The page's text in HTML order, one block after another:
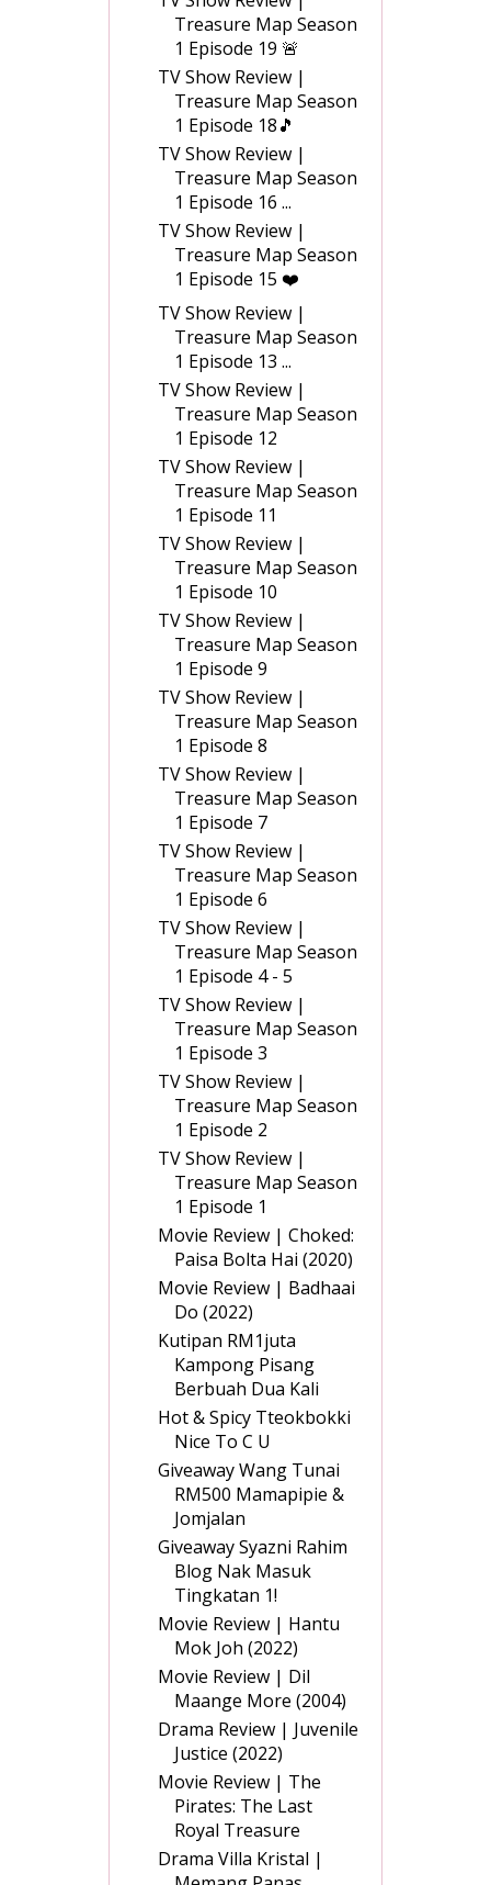
Treasure Map Season
1 Episode 19 🚨
TV Show Review |
Treasure Map Season
1 Episode 18🎵
TV Show Review |
Treasure Map Season
1 Episode 16 ...
TV Show Review |
Treasure Map Season
1 Episode 15 ❤️
TV Show Review |
Treasure Map Season
1 Episode 13 ...
TV Show Review |
Treasure Map Season
1 Episode 12
TV Show Review |
Treasure Map Season
1 Episode 11
TV Show Review |
Treasure Map Season
1 Episode 10
TV Show Review |
Treasure Map Season
1 Episode 9
TV Show Review |
Treasure Map Season
1 Episode 8
TV Show Review |
Treasure Map Season
1 Episode 7
TV Show Review |
Treasure Map Season
1 Episode 6
TV Show Review |
Treasure Map Season
1 Episode 4 - 5
TV Show Review |
Treasure Map Season
1 Episode 3
TV Show Review |
Treasure Map Season
1 Episode 2
TV Show Review |
Treasure Map Season
1 Episode 1
Movie Review | Choked:
Paisa Bolta Hai (2020)
Movie Review | Badhaai
Do (2022)
Kutipan RM1juta
Kampong Pisang
Berbuah Dua Kali
Hot & Spicy Tteokbokki
Nice To C U
Giveaway Wang Tunai
RM500 Mamapipie &
Jomjalan
Giveaway Syazni Rahim
Blog Nak Masuk
Tingkatan 1!
Movie Review | Hantu
Mok Joh (2022)
Movie Review | Dil
Maange More (2004)
Drama Review | Juvenile
Justice (2022)
Movie Review | The
Pirates: The Last
Royal Treasure
Drama Villa Kristal |